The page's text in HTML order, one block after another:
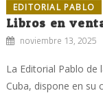
EDITORIAL PABLO
Libros en
noviembre 13, 2025
La Editorial Pablo de
Cuba, dispone en su